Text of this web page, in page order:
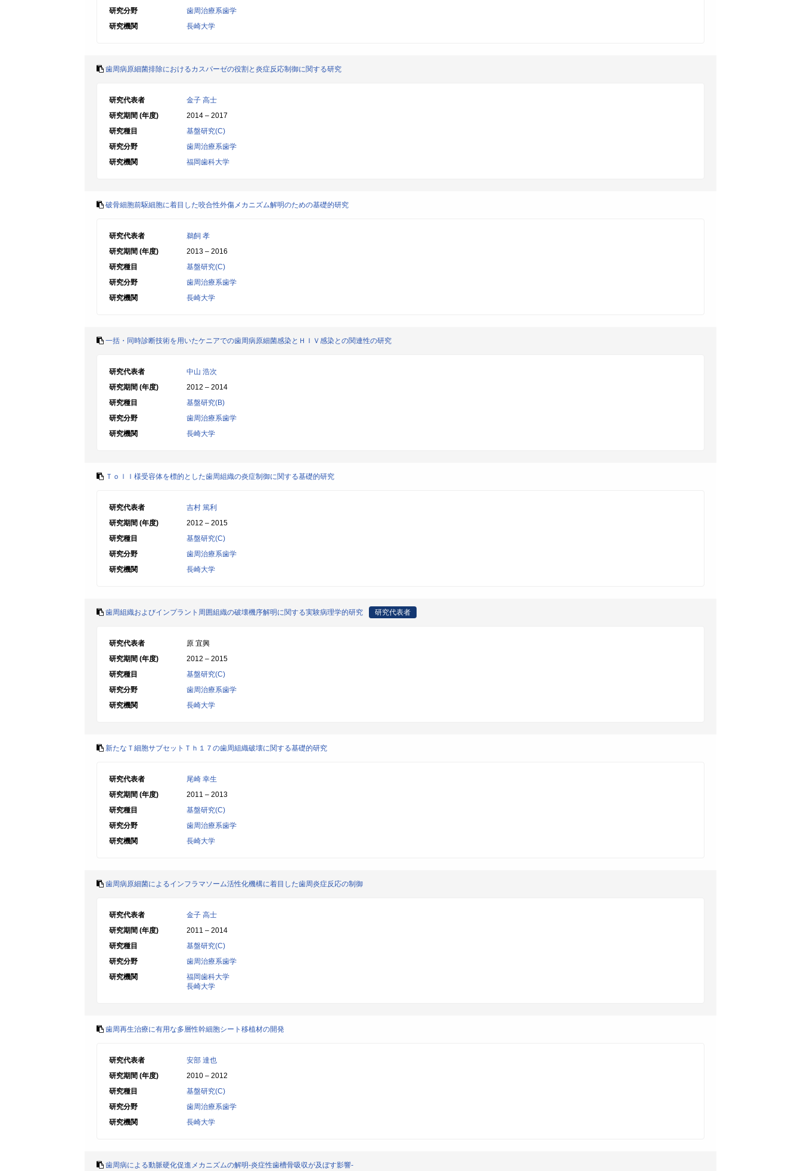
研究分野
歯周治療系歯学
研究機関
長崎大学
歯周病原細菌排除におけるカスパーゼの役割と炎症反応制御に関する研究
研究代表者
金子 高士
研究期間 (年度)
2014 – 2017
研究種目
基盤研究(C)
研究分野
歯周治療系歯学
研究機関
福岡歯科大学
破骨細胞前駆細胞に着目した咬合性外傷メカニズム解明のための基礎的研究
研究代表者
鵜飼 孝
研究期間 (年度)
2013 – 2016
研究種目
基盤研究(C)
研究分野
歯周治療系歯学
研究機関
長崎大学
一括・同時診断技術を用いたケニアでの歯周病原細菌感染とＨＩＶ感染との関連性の研究
研究代表者
中山 浩次
研究期間 (年度)
2012 – 2014
研究種目
基盤研究(B)
研究分野
歯周治療系歯学
研究機関
長崎大学
Ｔｏｌｌ様受容体を標的とした歯周組織の炎症制御に関する基礎的研究
研究代表者
吉村 篤利
研究期間 (年度)
2012 – 2015
研究種目
基盤研究(C)
研究分野
歯周治療系歯学
研究機関
長崎大学
歯周組織およびインプラント周囲組織の破壊機序解明に関する実験病理学的研究 研究代表者
研究代表者
原 宜興
研究期間 (年度)
2012 – 2015
研究種目
基盤研究(C)
研究分野
歯周治療系歯学
研究機関
長崎大学
新たなＴ細胞サブセットＴｈ１７の歯周組織破壊に関する基礎的研究
研究代表者
尾崎 幸生
研究期間 (年度)
2011 – 2013
研究種目
基盤研究(C)
研究分野
歯周治療系歯学
研究機関
長崎大学
歯周病原細菌によるインフラマソーム活性化機構に着目した歯周炎症反応の制御
研究代表者
金子 高士
研究期間 (年度)
2011 – 2014
研究種目
基盤研究(C)
研究分野
歯周治療系歯学
研究機関
福岡歯科大学
長崎大学
歯周再生治療に有用な多層性幹細胞シート移植材の開発
研究代表者
安部 達也
研究期間 (年度)
2010 – 2012
研究種目
基盤研究(C)
研究分野
歯周治療系歯学
研究機関
長崎大学
歯周病による動脈硬化促進メカニズムの解明-炎症性歯槽骨吸収が及ぼす影響-